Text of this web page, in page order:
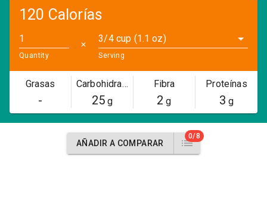
120 Calorías
Quantity
✕
3/4 cup (1.1 oz)
Serving
Grasas
-
Carbohidratos
25g
Fibra
2 g
Proteínas
3 g
AÑADIR A COMPARAR
0/8